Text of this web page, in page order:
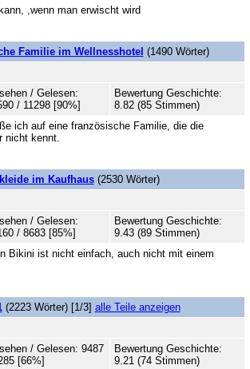
,wenn man erwischt wird
Familie im Wellnesshotel (1490 Wörter)
/ Gelesen:
/ 11298 [90%]
Bewertung Geschichte:
8.82 (85 Stimmen)
ich auf eine französische Familie, die die
nicht kennt.
im Kaufhaus(2530 Wörter)
/ Gelesen:
/ 8683 [85%]
Bewertung Geschichte:
9.43 (89 Stimmen)
Bikini ist nicht einfach, auch nicht mit einem
(2223 Wörter) [1/3] alle Teile anzeigen
/ Gelesen: 9487
[66%]
Bewertung Geschichte:
9.21 (74 Stimmen)